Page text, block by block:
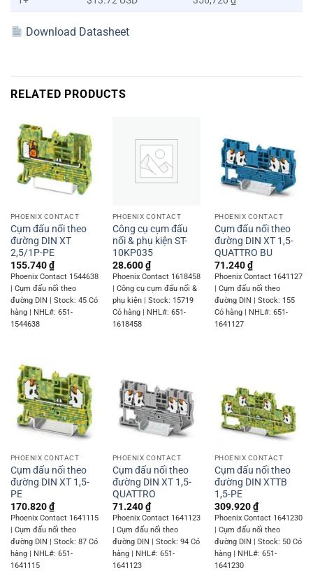
Download Datasheet
RELATED PRODUCTS
PHOENIX CONTACT
Cụm đấu nối theo
đường DIN XT
2,5/1P-PE
155.740₫
Phoenix Contact 1544638
| Cụm đấu nối theo
đường DIN | Stock: 45 Có
hàng | NHL#: 651-
1544638
PHOENIX CONTACT
Công cụ cụm đấu
nối & phụ kiện ST-
10KP035
28.600₫
Phoenix Contact 1618458
| Công cụ cụm đấu nối &
phụ kiện | Stock: 15719
Có hàng | NHL#: 651-
1618458
PHOENIX CONTACT
Cụm đấu nối theo
đường DIN XT 1,5-
QUATTRO BU
71.240₫
Phoenix Contact 1641127
| Cụm đấu nối theo
đường DIN | Stock: 155
Có hàng | NHL#: 651-
1641127
PHOENIX CONTACT
Cụm đấu nối theo
đường DIN XT 1,5-
PE
170.820₫
Phoenix Contact 1641115
| Cụm đấu nối theo
đường DIN | Stock: 87 Có
hàng | NHL#: 651-
1641115
PHOENIX CONTACT
Cụm đấu nối theo
đường DIN XT 1,5-
QUATTRO
71.240₫
Phoenix Contact 1641123
| Cụm đấu nối theo
đường DIN | Stock: 94 Có
hàng | NHL#: 651-
1641123
PHOENIX CONTACT
Cụm đấu nối theo
đường DIN XTTB
1,5-PE
309.920₫
Phoenix Contact 1641230
| Cụm đấu nối theo
đường DIN | Stock: 50 Có
hàng | NHL#: 651-
1641230